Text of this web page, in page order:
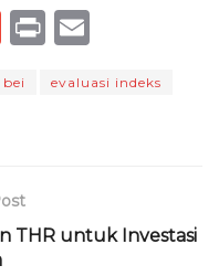
G
ai
P
n
ai
bei
evaluasi indeks
THR untuk Investasi